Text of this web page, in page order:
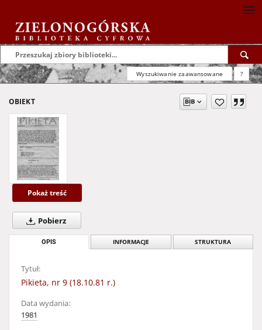
Wyszukiwanie zaawansowane ?
OBIEKT
Pokaż treść
Pobierz
OPIS INFORMACJE STRUKTURA
Tytuł:
Pikieta, nr 9 (18.10.81 r.)
Data wydania:
1981